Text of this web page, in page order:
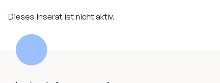
Dieses Inserat ist nicht aktiv.